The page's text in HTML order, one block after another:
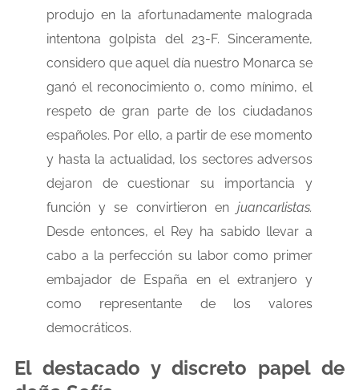
produjo en la afortunadamente malograda
intentona golpista del 23-F. Sinceramente,
considero que aquel día nuestro Monarca se
ganó el reconocimiento o, como mínimo, el
respeto de gran parte de los ciudadanos
españoles. Por ello, a partir de ese momento
y hasta la actualidad, los sectores adversos
dejaron de cuestionar su importancia y
función y se convirtieron en juancarlistas.
Desde entonces, el Rey ha sabido llevar a
cabo a la perfección su labor como primer
embajador de España en el extranjero y
como representante de los valores
democráticos.
El destacado y discreto papel de